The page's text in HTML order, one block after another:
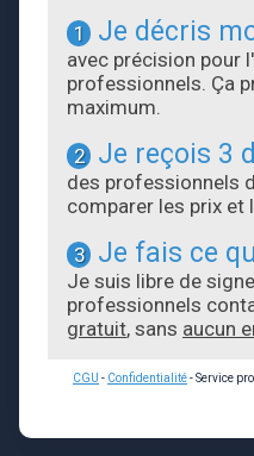
1 Je décris
avec précision pour
professionnels. Ça
maximum.
2 Je reçois 3
des professionnels
comparer les prix et
3 Je fais ce
Je suis libre de
professionnels
gratuit, sans aucun
CGU - Confidentialité- Service